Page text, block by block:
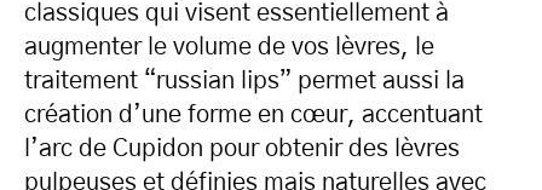
classiques qui visent essentiellement à
augmenter le volume de vos lèvres, le
traitement “russian lips” permet aussi la
création d’une forme en cœur, accentuant
l’arc de Cupidon pour obtenir des lèvres
pulpeuses et définies mais naturelles avec